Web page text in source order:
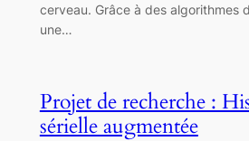
cerveau. Grâce à des algorithmes
une…
Projet de recherche :
sérielle augmentée